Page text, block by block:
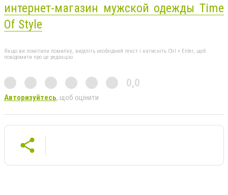
интернет-магазин мужской одежды Time
Of Style
Якщо ви помітили помилку, виділіть необхідний текст і натисніть Ctrl + Enter, щоб
повідомити про це редакцію
0,0
Авторизуйтесь, щоб оцінити